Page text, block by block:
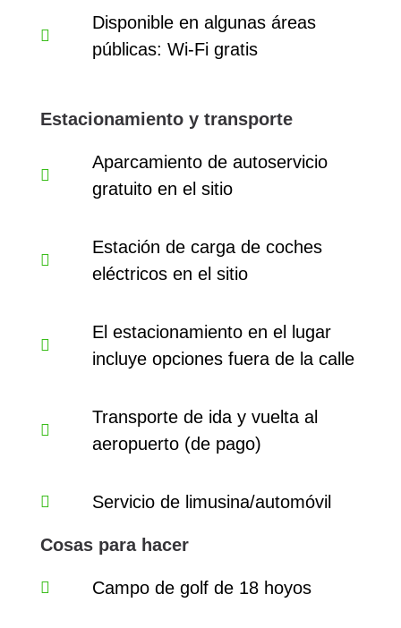
Disponible en algunas áreas
públicas: Wi-Fi gratis
Estacionamiento y transporte
Aparcamiento de autoservicio
gratuito en el sitio
Estación de carga de coches
eléctricos en el sitio
El estacionamiento en el lugar
incluye opciones fuera de la calle
Transporte de ida y vuelta al
aeropuerto (de pago)
Servicio de limusina/automóvil
Cosas para hacer
Campo de golf de 18 hoyos